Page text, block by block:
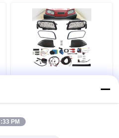
Voiture en avant de
club de rythme kit léger
PM